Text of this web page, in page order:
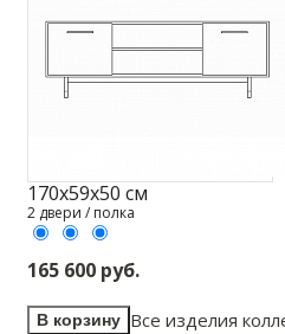
170х59х50 см
2 двери / полка
165 600 руб.
В корзину Все изделия